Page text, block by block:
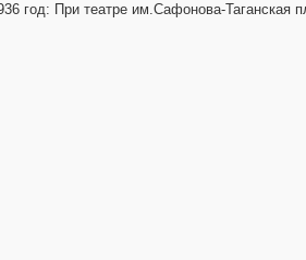
год: При театре им.Сафонова-Таганская